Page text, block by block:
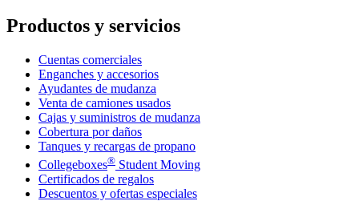
Productos y servicios
Cuentas comerciales
Enganches y accesorios
Ayudantes de mudanza
Venta de camiones usados
Cajas y suministros de mudanza
Cobertura por daños
Tanques y recargas de propano
Collegeboxes® Student Moving
Certificados de regalos
Descuentos y ofertas especiales